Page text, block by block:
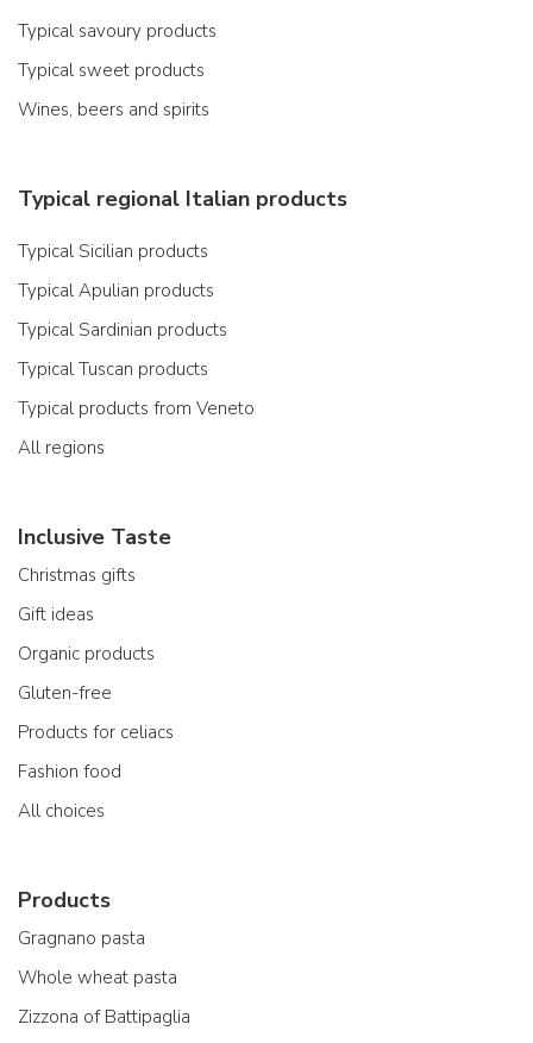
Typical savoury products
Typical sweet products
Wines, beers and spirits
Typical regional Italian products
Typical Sicilian products
Typical Apulian products
Typical Sardinian products
Typical Tuscan products
Typical products from Veneto
All regions
Inclusive Taste
Christmas gifts
Gift ideas
Organic products
Gluten-free
Products for celiacs
Fashion food
All choices
Products
Gragnano pasta
Whole wheat pasta
Zizzona of Battipaglia